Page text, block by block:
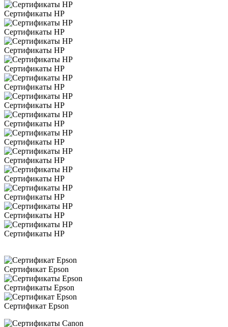
Сертификаты HP
Сертификаты HP
Сертификаты HP
Сертификаты HP
Сертификаты HP
Сертификаты HP
Сертификаты HP
Сертификаты HP
Сертификаты HP
Сертификаты HP
Сертификаты HP
Сертификаты HP
Сертификаты HP
Сертификат Epson
Сертификаты Epson
Сертификат Epson